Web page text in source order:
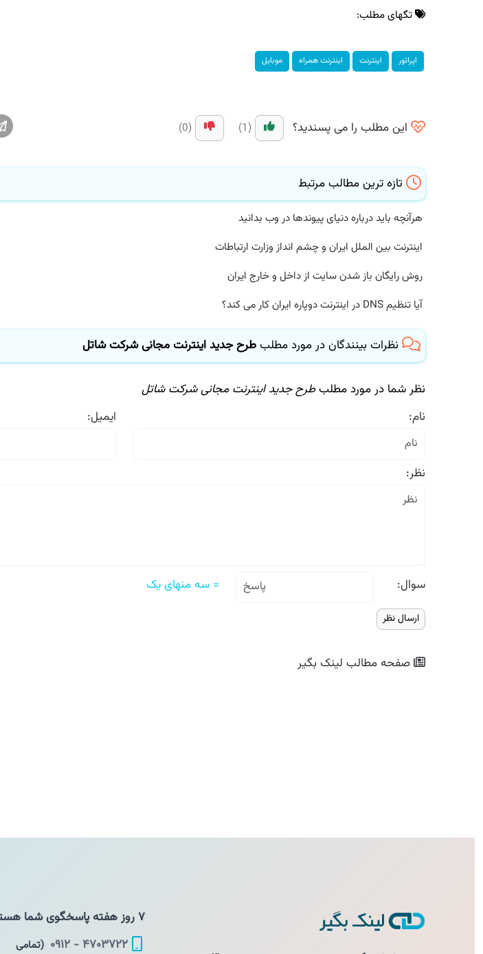
تگهای مطلب:
اپراتور اینترنت اینترنت همراه موبایل
این مطلب را می پسندید؟
تازه ترین مطالب مرتبط
هرآنچه باید درباره دنیای پیوندها در وب بدانید
اینترنت بین الملل ایران و چشم انداز وزارت ارتباطات
روش رایگان باز شدن سایت از داخل و خارج ایران
آیا تنظیم DNS در اینترنت دوپاره ایران کار می کند؟
نظرات بینندگان در مورد مطلبطرح جدید اینترنت مجانی شركت شاتل
نظر شما در مورد مطلبطرح جدید اینترنت مجانی شركت شاتل
نام:
ایمیل:
نظر:
سوال: = سه منهای یک
صفحه مطالبلینک بگیر
۴۷۰۳۷۲۲ - ۰۹۱۲
(تمامی